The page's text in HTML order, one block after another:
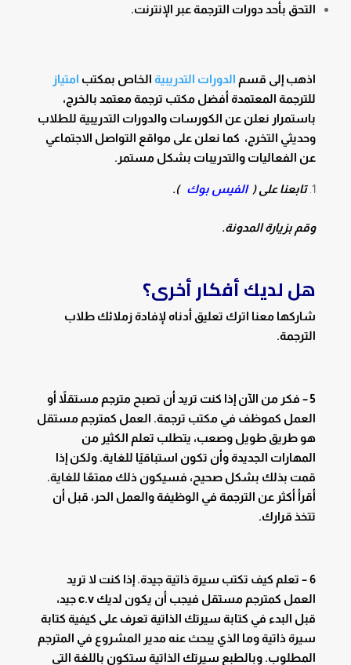
التحق بأحد دورات الترجمة عبر الإنترنت.
اذهب إلى قسم الدورات التدريبيةالخاص بمكتب امتياز
للترجمة المعتمدة أفضل مكتب ترجمة معتمد بالخرج،
باستمرار نعلن عن الكورسات والدورات التدريبية للطلاب
وحديثي التخرج، كما نعلن على مواقع التواصل الاجتماعي
عن الفعاليات والتدريبات بشكل مستمر.
تابعنا على ( الفيس بوك ).
وقم بزيارة المدونة.
هل لديك أفكار أخرى؟
شاركها معنا اترك تعليق أدناه لإفادة زملائك طلاب
الترجمة.
5 – فكر من الآن إذا كنت تريد أن تصبح مترجم مستقلاً أو
العمل كموظف في مكتب ترجمة. العمل كمترجم مستقل
هو طريق طويل وصعب، يتطلب تعلم الكثير من
المهارات الجديدة وأن تكون استباقيًا للغاية. ولكن إذا
قمت بذلك بشكل صحيح، فسيكون ذلك ممتعًا للغاية.
أقرأ أكثر عن الترجمة في الوظيفة والعمل الحر، قبل أن
تتخذ قرارك.
6 – تعلم كيف تكتب سيرة ذاتية جيدة. إذا كنت لا تريد
العمل كمترجم مستقل فيجب أن يكون لديك c.v جيد،
قبل البدء في كتابة سيرتك الذاتية تعرف على كيفية كتابة
سيرة ذاتية وما الذي يبحث عنه مدير المشروع في المترجم
المطلوب. وبالطبع سيرتك الذاتية ستكون باللغة التي